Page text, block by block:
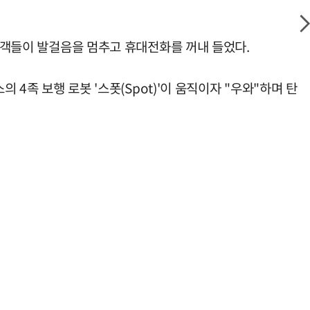
들이 발걸음을 멈추고 휴대전화를 꺼내 들었다.
의 4족 보행 로봇 '스폿(Spot)'이 움직이자 "우와"하며 탄